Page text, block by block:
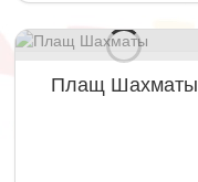
Плащ Шахматы